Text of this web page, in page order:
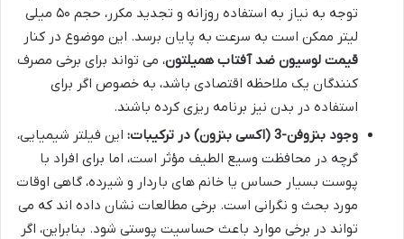
توجه به نیاز به استفاده روزانه و تجدید مکرر، حجم ۵۰ میلی
لیتر ممکن است به سرعت به پایان برسد. این موضوع در کنار
قیمت لوسیون ضد آفتاب همیلتون، می تواند برای برخی مصرف
کنندگان یک ملاحظه اقتصادی باشد، به خصوص اگر برای
استفاده در بدن نیز برنامه ریزی کرده باشند.
وجود بنزوفن-3 (اکسی بنزون) در ترکیبات:
این فیلتر شیمیایی،
گرچه در محافظت وسیع الطیف مؤثر است، اما برای افراد با
پوست بسیار حساس یا خانم های باردار و شیرده، گاهی اوقات
مورد بحث و نگرانی است. برخی مطالعات نشان داده اند که می
تواند در برخی موارد باعث حساسیت پوستی شود. بنابراین، اگر